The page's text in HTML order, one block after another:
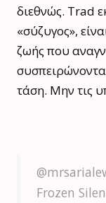
διεθνώς. Trad
«σύζυγος»,
ζωής που
τάση. Μην τις
Frozen